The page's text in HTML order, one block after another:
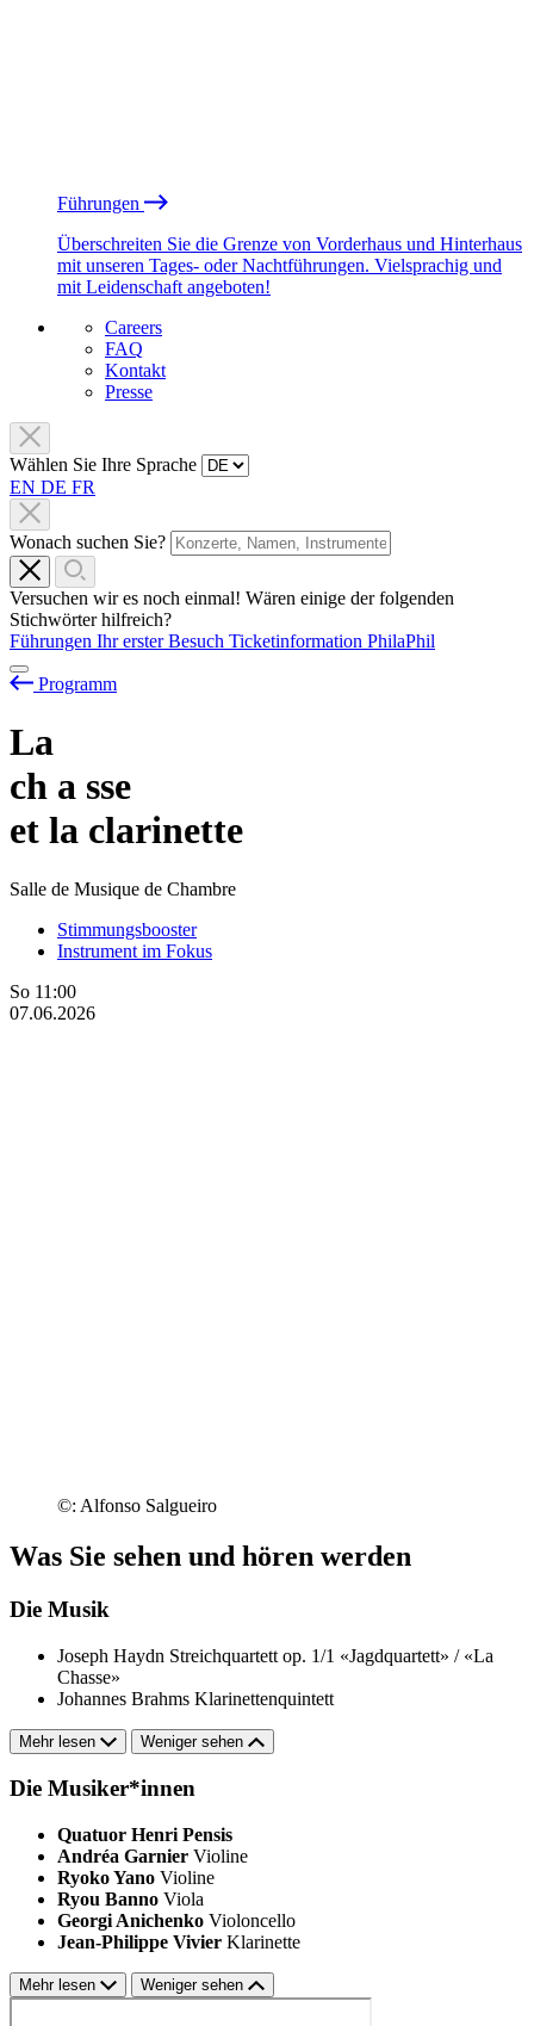
Führungen
Überschreiten Sie die Grenze von Vorderhaus und Hinterhaus
mit unseren Tages- oder Nachtführungen. Vielsprachig und
mit Leidenschaft angeboten!
Careers
FAQ
Kontakt
Presse
Wählen Sie Ihre Sprache
EN DE FR
Wonach suchen Sie?
Versuchen wir es noch einmal! Wären einige der folgenden
Stichwörter hilfreich?
Führungen Ihr erster Besuch Ticketinformation PhilaPhil
Programm
La
ch a sse
et la clarinette
Salle de Musique de Chambre
Stimmungsbooster
Instrument im Fokus
So 11:00
07.06.2026
©: Alfonso Salgueiro
Was Sie sehen und hören werden
Die Musik
Joseph Haydn Streichquartett op. 1/1 «Jagdquartett» / «La
Chasse»
Johannes Brahms Klarinettenquintett
Mehr lesen Weniger sehen
Die Musiker*innen
Quatuor Henri Pensis
Andréa Garnier Violine
Ryoko Yano Violine
Ryou Banno Viola
Georgi Anichenko Violoncello
Jean-Philippe Vivier Klarinette
Mehr lesen Weniger sehen